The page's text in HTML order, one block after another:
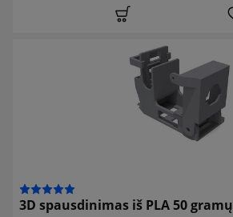
3D spausdinimas iš PLA 50 gramų